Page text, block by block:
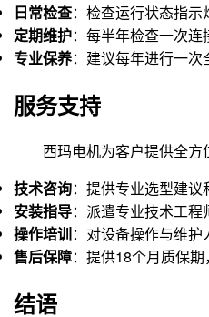
日常检查：检查运行状态指
定期维护：每半年检查一次
专业保养：建议每年进行一次
服务支持
西玛电机为客户提供全方
技术咨询：提供专业选型建
安装指导：派遣专业技术工
操作培训：对设备操作与维
售后保障：提供18个月质保
结语